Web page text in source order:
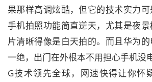
果那样高调炫酷，但它的技术实力
手机拍照功能简直逆天，尤其是夜
片清晰得像是白天拍的。而且华为
一绝，出门在外根本不用担心手机没
G技术领先全球，网速快得让你怀